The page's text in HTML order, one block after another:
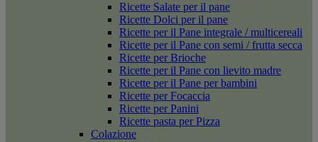
Ricette Salate per il pane
Ricette Dolci per il pane
Ricette per il Pane integrale / multicereali
Ricette per il Pane con semi / frutta secca
Ricette per Brioche
Ricette per il Pane con lievito madre
Ricette per il Pane per bambini
Ricette per Focaccia
Ricette per Panini
Ricette pasta per Pizza
Colazione